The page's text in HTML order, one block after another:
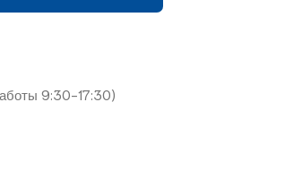
9:30-17:30)